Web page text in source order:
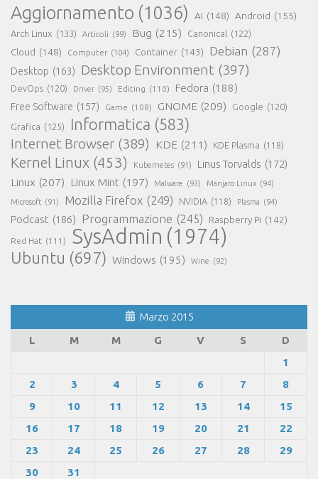
Aggiornamento (1036) AI (148) Android (155)
Arch Linux (133) Articoli (99) Bug (215) Canonical (122)
Cloud (148) Computer (104) Container (143) Debian (287)
Desktop (163) Desktop Environment (397)
DevOps (120) Driver (95) Editing (110) Fedora (188)
Free Software (157) Game (108) GNOME (209) Google (120)
Grafica (125) Informatica (583)
Internet Browser (389) KDE (211) KDE Plasma (118)
Kernel Linux (453) Kubernetes (91) Linus Torvalds (172)
Linux (207) Linux Mint (197) Malware (93) Manjaro Linux (94)
Microsoft (91) Mozilla Firefox (249) NVIDIA (118) Plasma (94)
Podcast (186) Programmazione (245) Raspberry Pi (142)
Red Hat (111) SysAdmin (1974)
Ubuntu (697) Windows (195) Wine (92)
Marzo 2015
L
M M G V S
D
1
2
3 4 5 6 7
8
9
10 11 12 13 14
15
16
17 18 19 20 21
22
23
24 25 26 27 28
29
30
31